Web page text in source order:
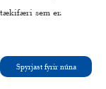
tækifæri sem er.
Spyrjast fyrir núna